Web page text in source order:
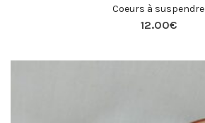
Coeurs à suspendre
12.00€